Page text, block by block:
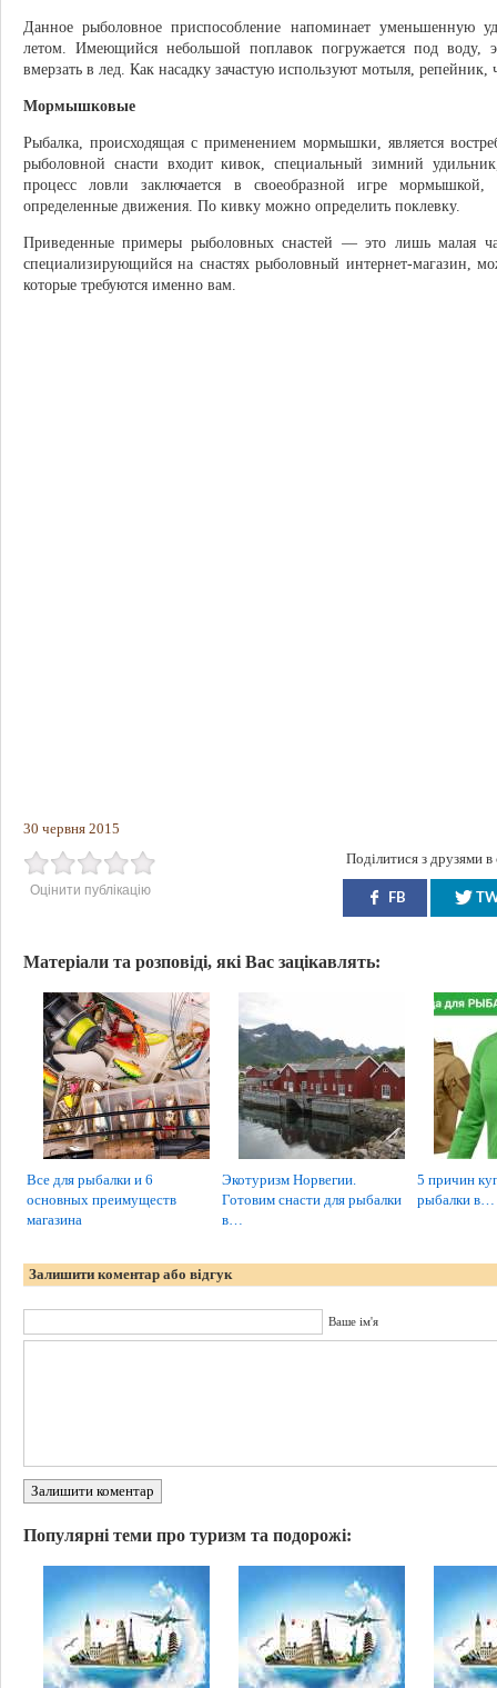
Данное рыболовное приспособление напоминает уменьшенную
летом. Имеющийся небольшой поплавок погружается под воду,
вмерзать в лед. Как насадку зачастую используют мотыля, репейник,
Мормышковые
Рыбалка, происходящая с применением мормышки, является
рыболовной снасти входит кивок, специальный зимний
процесс ловли заключается в своеобразной игре мормышкой,
определенные движения. По кивку можно определить поклевку.
Приведенные примеры рыболовных снастей — это лишь малая
специализирующийся на снастях рыболовный интернет-магазин,
которые требуются именно вам.
30 червня 2015
Оцінити публікацію
Поділитися з друзями
FB
Матеріали та розповіді, які Вас зацікавлять:
Все для рыбалки и 6
основных преимуществ
магазина
Экотуризм Норвегии.
Готовим снасти для рыбалки
в…
5 причин
рыбалки в…
Залишити коментар або відгук
Ваше ім'я
Залишити коментар
Популярні теми про туризм та подорожі: